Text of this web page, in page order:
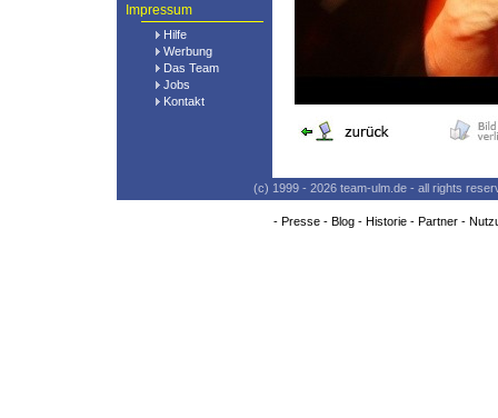
Impressum
Hilfe
Werbung
Das Team
Jobs
Kontakt
(c) 1999 - 2026 team-ulm.de - all rights
- Presse- Blog- Historie- Partner-